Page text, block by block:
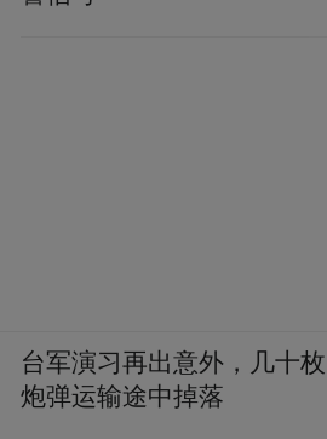
台军演习再出意外，几十枚
炮弹运输途中掉落